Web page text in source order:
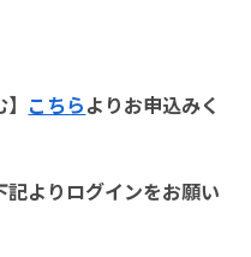
こちらよりお申込みく
記よりログインをお願い